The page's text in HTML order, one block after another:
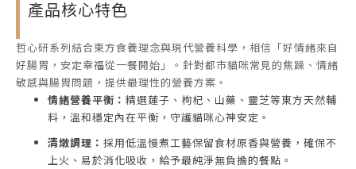
產品核心特色
哲心研系列結合東方食養理念與現代營養科學，相信「好情緒來自
好腸胃，安定幸福從一餐開始」。針對都市貓咪常見的焦躁、情緒
敏感與腸胃問題，提供最理性的營養方案。
情緒營養平衡： 精選蓮子、枸杞、山藥、靈芝等東方天然輔
料，溫和穩定內在平衡，守護貓咪心神安定。
清燉調理： 採用低溫慢煮工藝保留食材原香與營養，確保不
上火、易於消化吸收，給予最純淨無負擔的餐點。